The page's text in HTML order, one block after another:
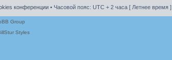
конференции• Часовой пояс: UTC + 2 часа [ Летнее время ]
Group
Styles